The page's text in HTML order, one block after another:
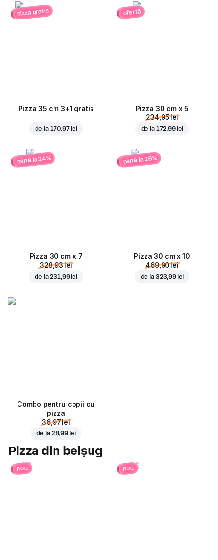
pizza gratis
Pizza 35 cm 3+1 gratis
de la 170,97 lei
ofertă
Pizza 30 cm x 5
234,95 lei
de la 172,99 lei
până la 24%
Pizza 30 cm x 7
328,93 lei
de la231,99 lei
până la 26%
Pizza 30 cm x 10
469,90 lei
de la 323,99 lei
Combo pentru copii cu
pizza
36,97 lei
de la 28,99 lei
Pizza din belșug
nou nou